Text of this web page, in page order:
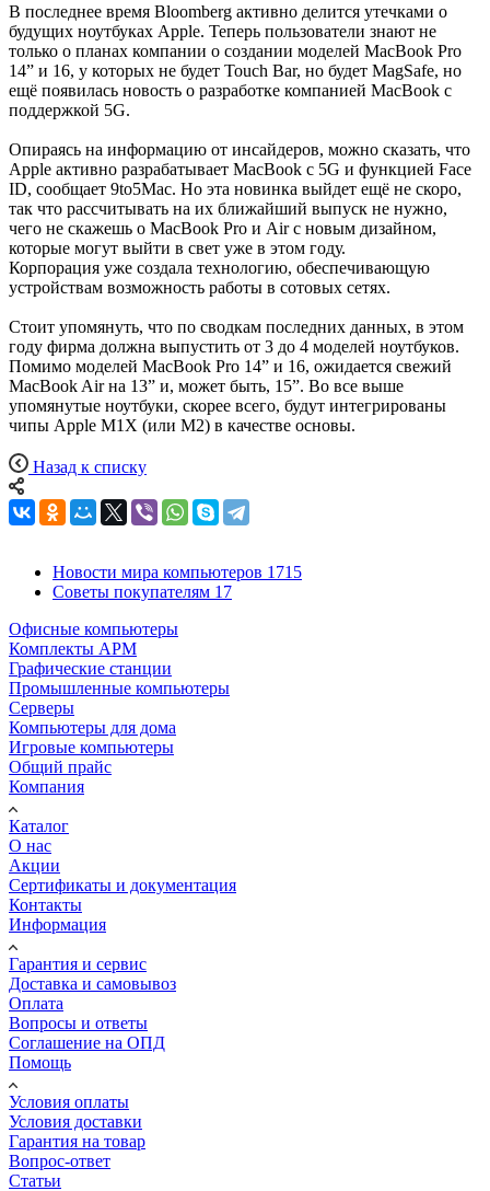
В последнее время Bloomberg активно делится утечками о
будущих ноутбуках Apple. Теперь пользователи знают не
только о планах компании о создании моделей MacBook Pro
14” и 16, у которых не будет Touch Bar, но будет MagSafe, но
ещё появилась новость о разработке компанией MacBook с
поддержкой 5G.
Опираясь на информацию от инсайдеров, можно сказать, что
Apple активно разрабатывает MacBook с 5G и функцией Face
ID, сообщает 9to5Mac. Но эта новинка выйдет ещё не скоро,
так что рассчитывать на их ближайший выпуск не нужно,
чего не скажешь о MacBook Pro и Air с новым дизайном,
которые могут выйти в свет уже в этом году.
Корпорация уже создала технологию, обеспечивающую
устройствам возможность работы в сотовых сетях.
Стоит упомянуть, что по сводкам последних данных, в этом
году фирма должна выпустить от 3 до 4 моделей ноутбуков.
Помимо моделей MacBook Pro 14” и 16, ожидается свежий
MacBook Air на 13” и, может быть, 15”. Во все выше
упомянутые ноутбуки, скорее всего, будут интегрированы
чипы Apple M1X (или M2) в качестве основы.
Назад к списку
Новости мира компьютеров 1715
Советы покупателям 17
Офисные компьютеры
Комплекты АРМ
Графические станции
Промышленные компьютеры
Серверы
Компьютеры для дома
Игровые компьютеры
Общий прайс
Компания
Каталог
О нас
Акции
Сертификаты и документация
Контакты
Информация
Гарантия и сервис
Доставка и самовывоз
Оплата
Вопросы и ответы
Соглашение на ОПД
Помощь
Условия оплаты
Условия доставки
Гарантия на товар
Вопрос-ответ
Статьи